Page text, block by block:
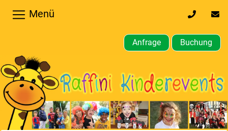
Home
Hochzeiten,
Privatfeier
Firmenfeier
0170
64
610
Menü
Anfrage Buchung